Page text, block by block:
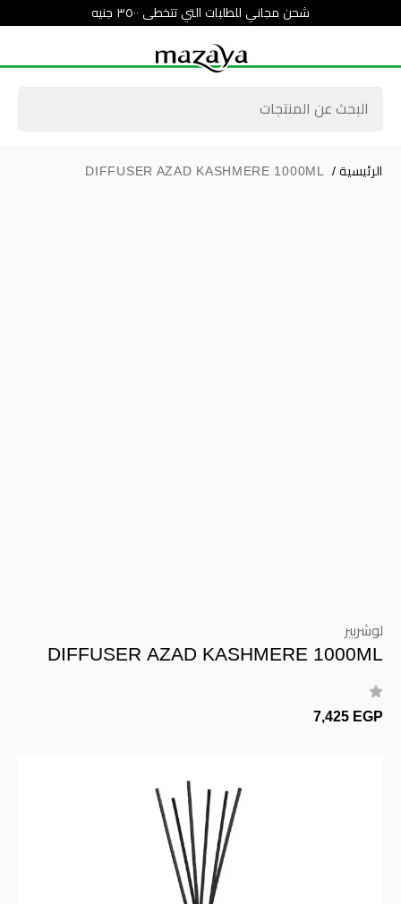
شحن مجاني للطلبات التي تتخطى ٣٥٠٠ جنيه
الرئيسية /
DIFFUSER AZAD KASHMERE 1000ML
لوشربير
DIFFUSER AZAD KASHMERE 1000ML
7,425 EGP